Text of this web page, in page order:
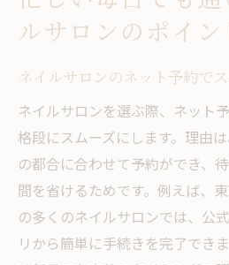
ルサロンのポイン
ネイルサロンのネット予約で
ネイルサロンを選ぶ際、ネット
格段にスムーズにします。理由
の都合に合わせて予約ができ、
間を省けるためです。例えば、
の多くのネイルサロンでは、公
リから簡単に手続きを完了でき